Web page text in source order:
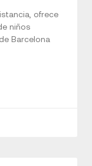
ofrece
niños
Barcelona